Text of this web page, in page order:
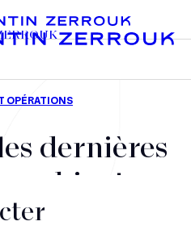
stratégiques
dernières
cabinet,
et nos